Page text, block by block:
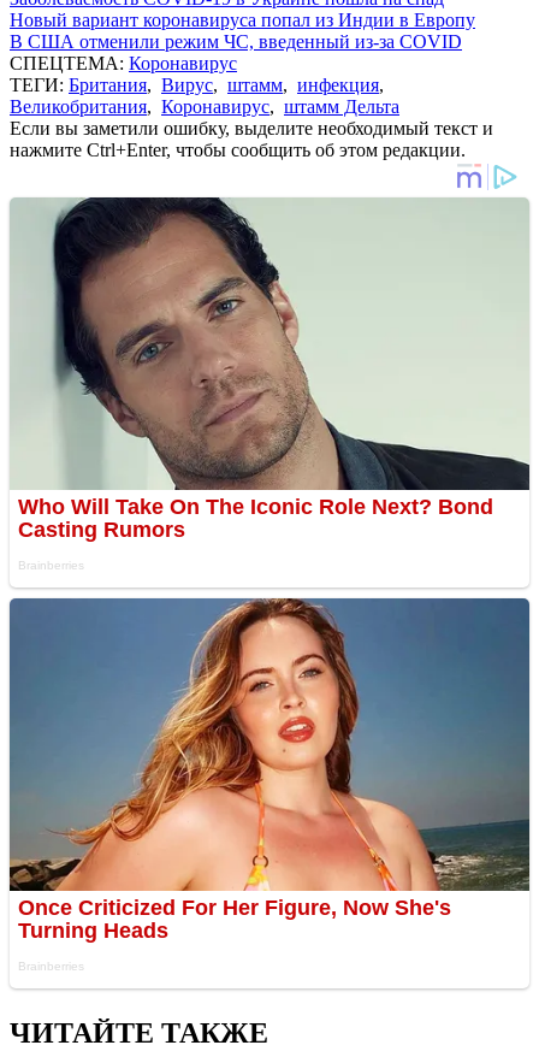
Новый вариант коронавируса попал из Индии в Европу
В США отменили режим ЧС, введенный из-за COVID
СПЕЦТЕМА: Коронавирус
ТЕГИ: Британия, Вирус, штамм, инфекция,
Великобритания, Коронавирус, штамм Дельта
Если вы заметили ошибку, выделите необходимый текст и
нажмите Ctrl+Enter, чтобы сообщить об этом редакции.
ЧИТАЙТЕ ТАКЖЕ